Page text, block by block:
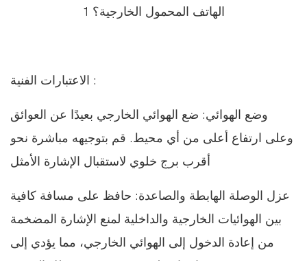
الاعتبارات الفنية :
وضع الهوائي: ضع الهوائي الخارجي بعيدًا عن العوائق
وعلى ارتفاع أعلى من أي محيط. قم بتوجيهه مباشرة نحو
عزل الوصلة الهابطة والصاعدة: حافظ على مسافة كافية
بين الهوائيات الخارجية والداخلية لمنع الإشارة المضخمة
من إعادة الدخول إلى الهوائي الخارجي، مما يؤدي إلى